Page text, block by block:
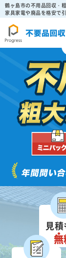
鶴ヶ島市の不用品回収・
家具家電や廃品を格安で
見